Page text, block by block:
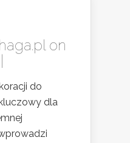
on
do
dla